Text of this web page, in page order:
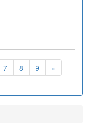
7 8 9 »